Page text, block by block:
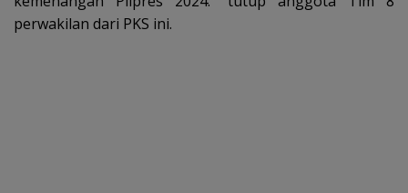
perwakilan dari PKS ini.